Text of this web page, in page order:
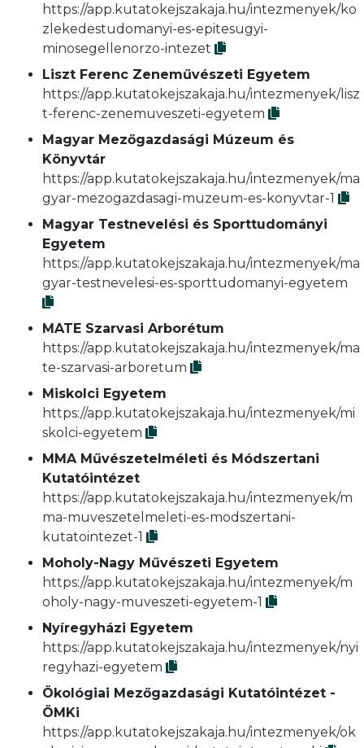
https://app.kutatokejszakaja.hu/intezmenyek/ko
zlekedestudomanyi-es-epitesugyi-
minosegellenorzo-intezet
Liszt Ferenc Zeneművészeti Egyetem
https://app.kutatokejszakaja.hu/intezmenyek/lisz
t-ferenc-zenemuveszeti-egyetem
Magyar Mezőgazdasági Múzeum és
Könyvtár
https://app.kutatokejszakaja.hu/intezmenyek/ma
gyar-mezogazdasagi-muzeum-es-konyvtar-1
Magyar Testnevelési és Sporttudományi
Egyetem
https://app.kutatokejszakaja.hu/intezmenyek/ma
gyar-testnevelesi-es-sporttudomanyi-egyetem
MATE Szarvasi Arborétum
https://app.kutatokejszakaja.hu/intezmenyek/ma
te-szarvasi-arboretum
Miskolci Egyetem
https://app.kutatokejszakaja.hu/intezmenyek/mi
skolci-egyetem
MMA Művészetelméleti és Módszertani
Kutatóintézet
https://app.kutatokejszakaja.hu/intezmenyek/m
ma-muveszetelmeleti-es-modszertani-
kutatointezet-1
Moholy-Nagy Művészeti Egyetem
https://app.kutatokejszakaja.hu/intezmenyek/m
oholy-nagy-muveszeti-egyetem-1
Nyíregyházi Egyetem
https://app.kutatokejszakaja.hu/intezmenyek/nyi
regyhazi-egyetem
Ökológiai Mezőgazdasági Kutatóintézet -
ÖMKi
https://app.kutatokejszakaja.hu/intezmenyek/ok